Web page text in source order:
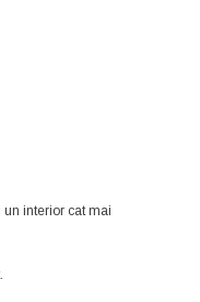
interior cat mai